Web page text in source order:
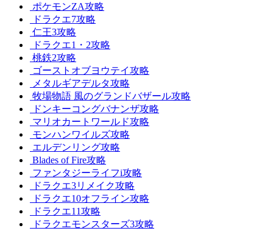
ポケモンZA攻略
ドラクエ7攻略
仁王3攻略
ドラクエ1・2攻略
桃鉄2攻略
ゴーストオブヨウテイ攻略
メタルギアデルタ攻略
牧場物語 風のグランドバザール攻略
ドンキーコングバナンザ攻略
マリオカートワールド攻略
モンハンワイルズ攻略
エルデンリング攻略
Blades of Fire攻略
ファンタジーライフi攻略
ドラクエ3リメイク攻略
ドラクエ10オフライン攻略
ドラクエ11攻略
ドラクエモンスターズ3攻略